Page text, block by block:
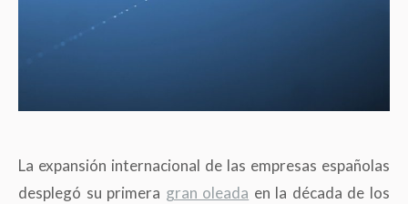
La expansión internacional de las empresas españolas
desplegó su primera gran oleada en la década de los